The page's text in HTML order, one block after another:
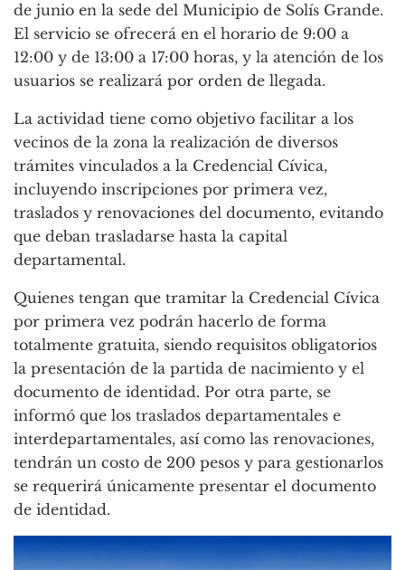
de junio en la sede del Municipio de Solís Grande.
El servicio se ofrecerá en el horario de 9:00 a
12:00 y de 13:00 a 17:00 horas, y la atención de los
usuarios se realizará por orden de llegada.
La actividad tiene como objetivo facilitar a los
vecinos de la zona la realización de diversos
trámites vinculados a la Credencial Cívica,
incluyendo inscripciones por primera vez,
traslados y renovaciones del documento, evitando
que deban trasladarse hasta la capital
departamental.
Quienes tengan que tramitar la Credencial Cívica
por primera vez podrán hacerlo de forma
totalmente gratuita, siendo requisitos obligatorios
la presentación de la partida de nacimiento y el
documento de identidad. Por otra parte, se
informó que los traslados departamentales e
interdepartamentales, así como las renovaciones,
tendrán un costo de 200 pesos y para gestionarlos
se requerirá únicamente presentar el documento
de identidad.